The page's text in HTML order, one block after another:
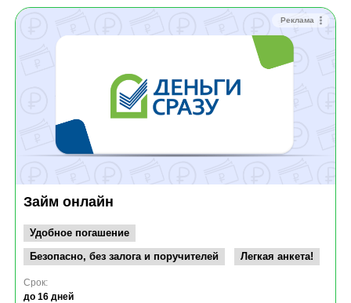
Реклама
Займ онлайн
Удобное погашение
Безопасно, без залога и поручителей
Легкая анкета!
Срок:
до 16 дней